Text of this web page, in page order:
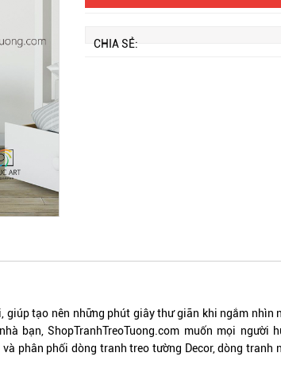
CHIA SẺ:
tạo nên những phút giây thư giãn khi ngắm nhìn
bạn,ShopTranhTreoTuong.com muốn mọi người
phân phối dòng tranh treo tường Decor, dòng tranh